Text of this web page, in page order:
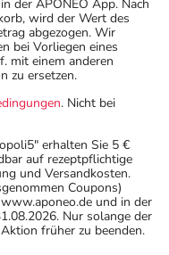
der APONEO App. Nach
wird der Wert des
abgezogen. Wir
bei Vorliegen eines
mit einem anderen
zu ersetzen.
. Nicht bei
erhalten Sie 5 €
auf rezeptpflichtige
und Versandkosten.
Coupons)
und in der
Nur solange der
früher zu beenden.